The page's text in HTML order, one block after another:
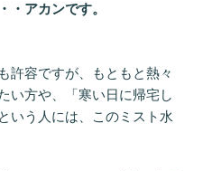
・アカンです。
許容ですが、もともと熱々
い方や、「寒い日に帰宅し
いう人には、このミスト水